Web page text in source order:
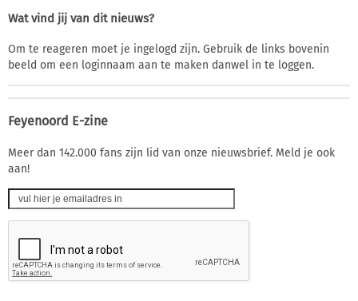
Wat vind jij van dit nieuws?
Om te reageren moet je ingelogd zijn. Gebruik de links bovenin
beeld om een loginnaam aan te maken danwel in te loggen.
Feyenoord E-zine
Meer dan 142.000 fans zijn lid van onze nieuwsbrief. Meld je ook
aan!